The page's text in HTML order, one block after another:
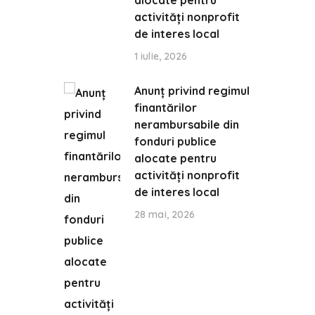
activități nonprofit
de interes local
1 iulie, 2026
Anunț privind regimul
finantărilor
nerambursabile din
fonduri publice
alocate pentru
activități nonprofit
de interes local
28 mai, 2026